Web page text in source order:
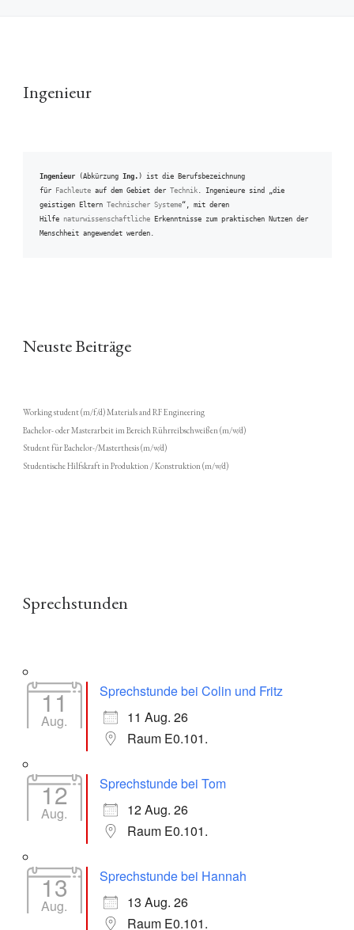
Ingenieur
Ingenieur (Abkürzung Ing. ) ist die Berufsbezeichnung
für
Fachleute auf dem Gebiet der Technik . Ingenieure sind „die
geistigen Eltern Technischer Systeme“, mit deren
Hilfe naturwissenschaftliche Erkenntnisse zum praktischen Nutzen der
Menschheit angewendet werden.
Neuste Beiträge
Working student (m/f/d) Materials and RF Engineering
Bachelor- oder Masterarbeit im Bereich Rührreibschweißen (m/w/d)
Student für Bachelor-/Masterthesis (m/w/d)
Studentische Hilfskraft in Produktion / Konstruktion (m/w/d)
Sprechstunden
11
Aug.
Sprechstunde bei Colin und Fritz
11 Aug. 26
Raum E0.101.
12
Aug.
Sprechstunde bei Tom
12 Aug. 26
Raum E0.101.
13
Aug.
Sprechstunde bei Hannah
13 Aug. 26
Raum E0.101.